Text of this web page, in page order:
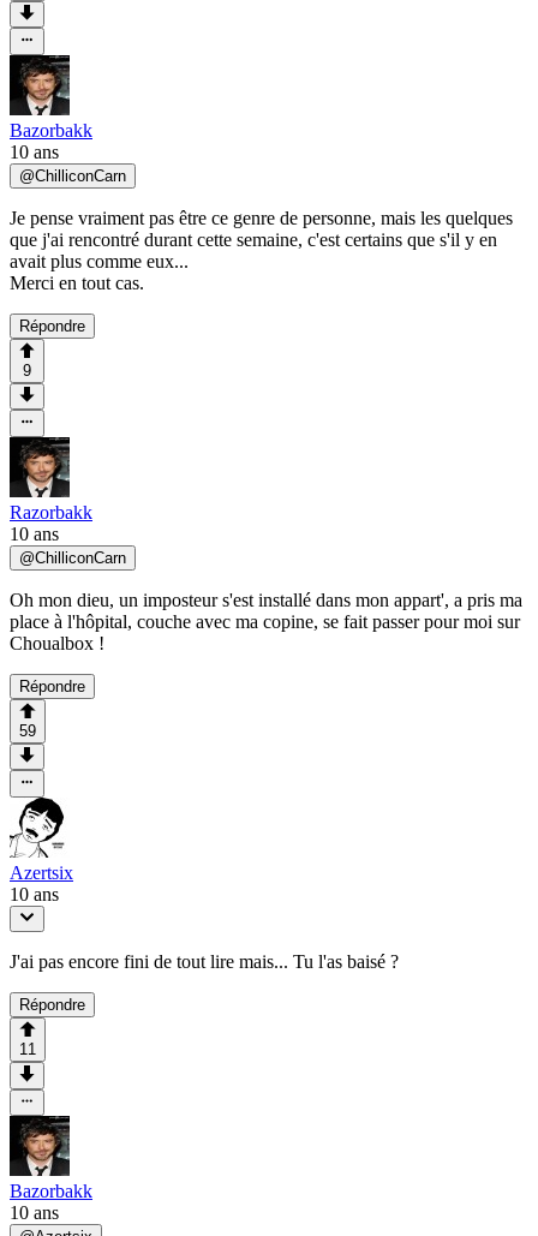
Bazorbakk
10 ans
@ChilliconCarn
Je pense vraiment pas être ce genre de personne, mais les quelques
que j'ai rencontré durant cette semaine, c'est certains que s'il y en
avait plus comme eux...
Merci en tout cas.
Répondre
9
Razorbakk
10 ans
@ChilliconCarn
Oh mon dieu, un imposteur s'est installé dans mon appart', a pris ma
place à l'hôpital, couche avec ma copine, se fait passer pour moi sur
Choualbox !
Répondre
59
Azertsix
10 ans
J'ai pas encore fini de tout lire mais... Tu l'as baisé ?
Répondre
11
Bazorbakk
10 ans